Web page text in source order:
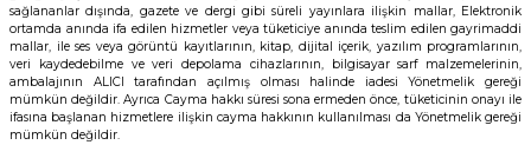
sağlananlar dışında, gazete ve dergi gibi süreli yayınlara ilişkin mallar, Elektronik
ortamda anında ifa edilen hizmetler veya tüketiciye anında teslim edilen gayrimaddi
mallar, ile ses veya görüntü kayıtlarının, kitap, dijital içerik, yazılım programlarının,
veri kaydedebilme ve veri depolama cihazlarının, bilgisayar sarf malzemelerinin,
ambalajının ALICI tarafından açılmış olması halinde iadesi Yönetmelik gereği
mümkün değildir. Ayrıca Cayma hakkı süresi sona ermeden önce, tüketicinin onayı ile
ifasına başlanan hizmetlere ilişkin cayma hakkının kullanılması da Yönetmelik gereği
mümkün değildir.